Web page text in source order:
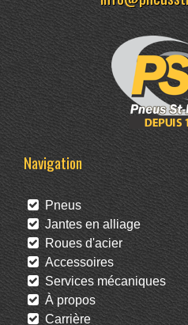
Navigation
Pneus
Jantes en alliage
Roues d'acier
Accessoires
Services mécaniques
À propos
Carrière